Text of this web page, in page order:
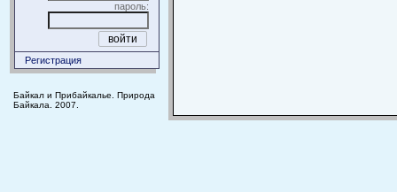
пароль:
Регистрация
Байкал и Прибайкалье. Природа
Байкала. 2007.